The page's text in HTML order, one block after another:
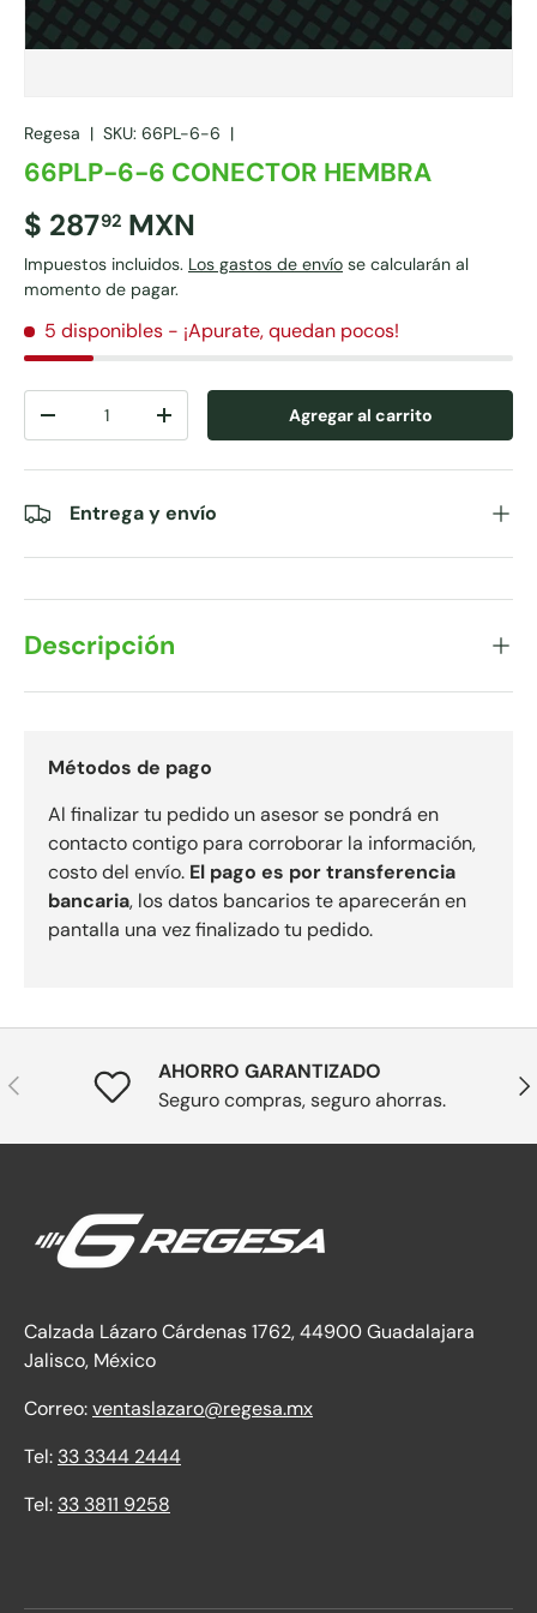
Regesa | SKU: 66PL-6-6 |
66PLP-6-6 CONECTOR HEMBRA
$ 28792 MXN
Impuestos incluidos. Los gastos de envío se calcularán al
momento de pagar.
5 disponibles - ¡Apurate, quedan pocos!
-
+ Agregar al carrito
Entrega y envío
Descripción
Métodos de pago
Al finalizar tu pedido un asesor se pondrá en
contacto contigo para corroborar la información,
costo del envío. El pago es por transferencia
bancaria, los datos bancarios te aparecerán en
pantalla una vez finalizado tu pedido.
Anterior
AHORRO GARANTIZADO
Seguro compras, seguro ahorras.
Calzada Lázaro Cárdenas 1762, 44900 Guadalajara
Jalisco, México
Correo:ventaslazaro@regesa.mx
Tel: 33 3344 2444
Tel: 33 3811 9258